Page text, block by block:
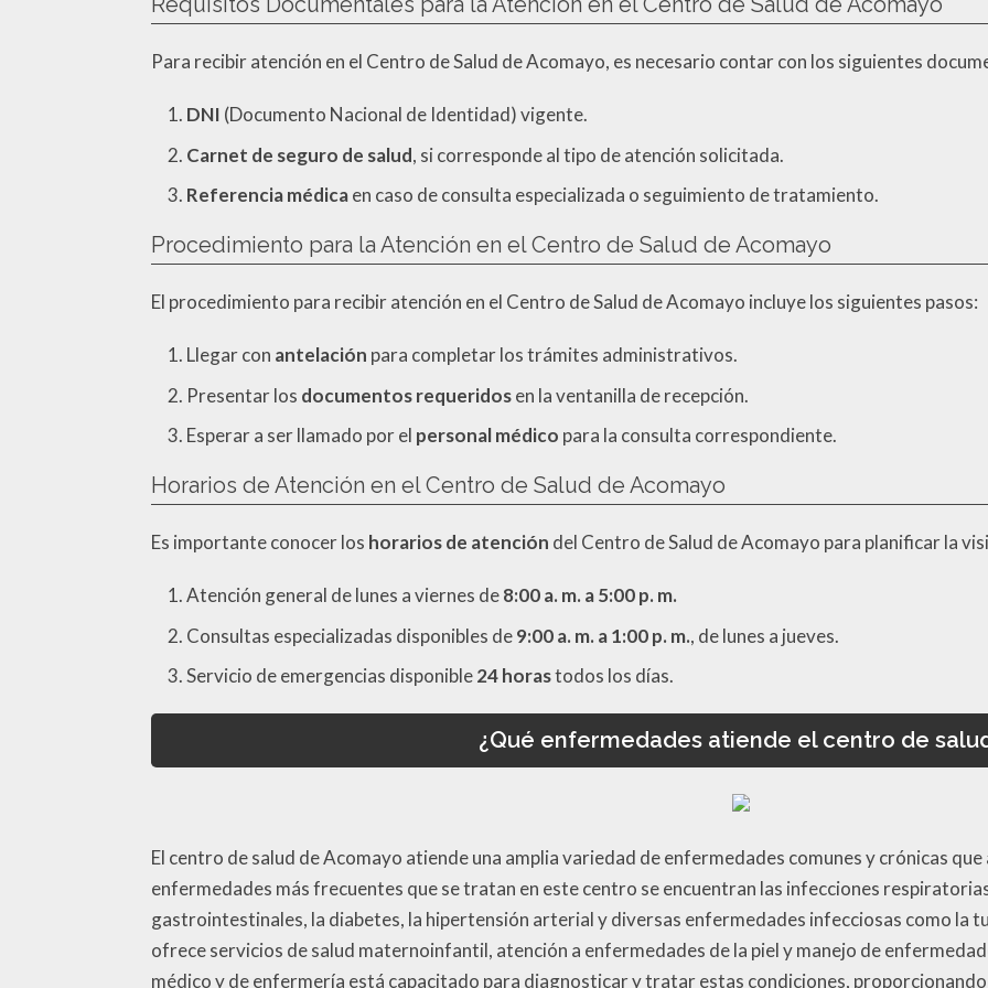
Para recibir atención en el Centro de Salud de Acomayo, es necesario contar con los siguientes
DNI (Documento Nacional de Identidad) vigente.
Carnet de seguro de salud, si corresponde al tipo de atención solicitada.
Referencia médicaen caso de consulta especializada o seguimiento de tratamiento.
Procedimiento para la Atención en el Centro de Salud de Acomayo
El procedimiento para recibir atención en el Centro de Salud de Acomayo incluye los siguientes pasos:
Llegar con antelación para completar los trámites administrativos.
Presentar los documentos requeridosen la ventanilla de recepción.
Esperar a ser llamado por el personal médico para la consulta correspondiente.
Horarios de Atención en el Centro de Salud de Acomayo
Es importante conocer los horarios de atención del Centro de Salud de Acomayo para planificar la
Atención general de lunes a viernes de8:00 a. m. a 5:00 p. m.
Consultas especializadas disponibles de9:00 a. m. a 1:00 p. m., de lunes a jueves.
Servicio de emergencias disponible24 horastodos los días.
¿Qué enfermedades atiende el centro de
El centro de salud de Acomayo atiende una amplia variedad de enfermedades comunes y crónicas
enfermedades más frecuentes que se tratan en este centro se encuentran las infecciones
gastrointestinales, la diabetes, la hipertensión arterial y diversas enfermedades infecciosas como la
ofrece servicios de salud maternoinfantil, atención a enfermedades de la piel y manejo de
médico y de enfermería está capacitado para diagnosticar y tratar estas condiciones,